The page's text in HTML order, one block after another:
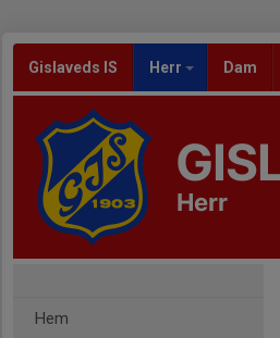
Gislaveds IS Herr Dam
Herr
Hem